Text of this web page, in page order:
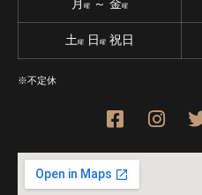
月 曜 ～ 金 曜
土曜 日 曜 祝日
※不定休